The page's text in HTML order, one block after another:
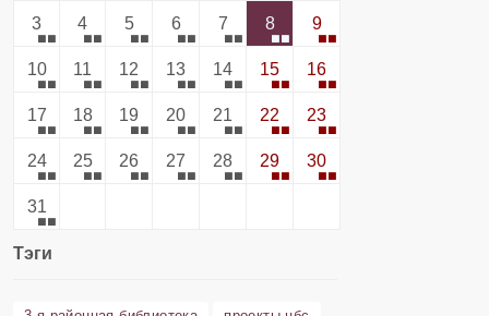
3 4 5 6 7 8 9
10 11 12 13 14 15 16
17 18 19 20 21 22 23
24 25 26 27 28 29 30
31
Тэги